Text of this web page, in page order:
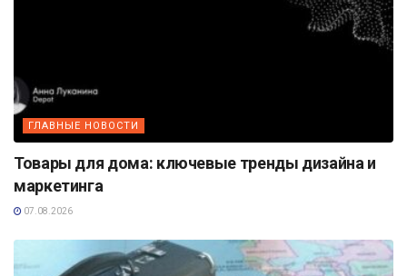
ГЛАВНЫЕ НОВОСТИ
Товары для дома: ключевые тренды дизайна и
маркетинга
07.08.2026